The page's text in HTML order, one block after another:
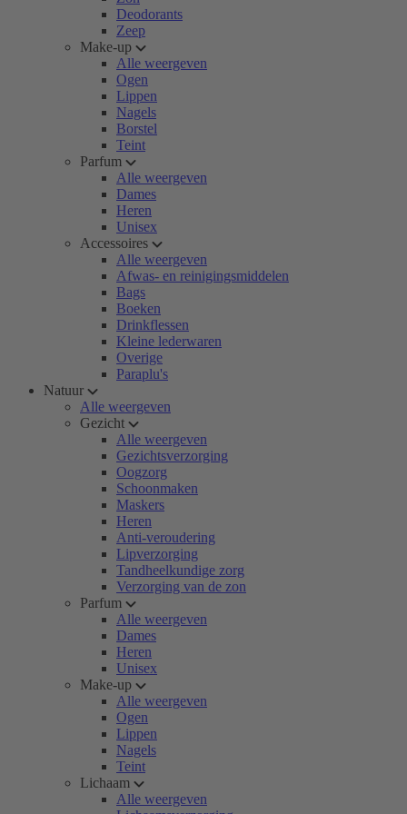
Deodorants
Zeep
Make-up
Alle weergeven
Ogen
Lippen
Nagels
Borstel
Teint
Parfum
Alle weergeven
Dames
Heren
Unisex
Accessoires
Alle weergeven
Afwas- en reinigingsmiddelen
Bags
Boeken
Drinkflessen
Kleine lederwaren
Overige
Paraplu's
Natuur
Alle weergeven
Gezicht
Alle weergeven
Gezichtsverzorging
Oogzorg
Schoonmaken
Maskers
Heren
Anti-veroudering
Lipverzorging
Tandheelkundige zorg
Verzorging van de zon
Parfum
Alle weergeven
Dames
Heren
Unisex
Make-up
Alle weergeven
Ogen
Lippen
Nagels
Teint
Lichaam
Alle weergeven